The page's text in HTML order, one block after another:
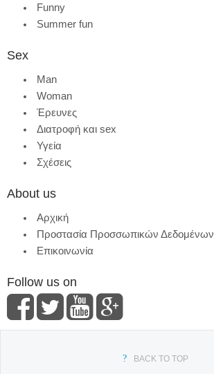
Funny
Summer fun
Sex
Man
Woman
Έρευνες
Διατροφή και sex
Υγεία
Σχέσεις
About us
Αρχική
Προστασία Προσσωπικών Δεδομένων
Επικοινωνία
Follow us on
BACK TO TOP